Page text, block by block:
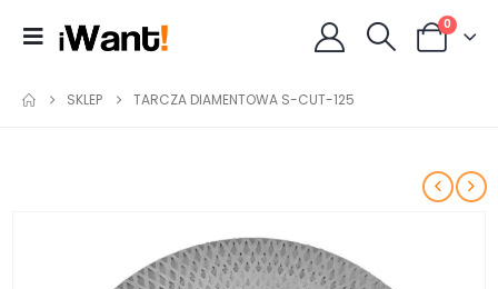
0
SKLEP TARCZA DIAMENTOWA S-CUT-125